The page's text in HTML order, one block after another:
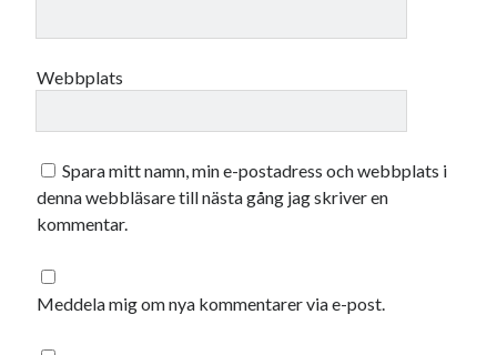
oktober 2022
juli 2022
juni 2022
maj 2022
mars 2022
februari 2022
Webbplats
Spara mitt namn, min e-postadress och webbplats i
denna webbläsare till nästa gång jag skriver en
kommentar.
Meddela mig om nya kommentarer via e-post.